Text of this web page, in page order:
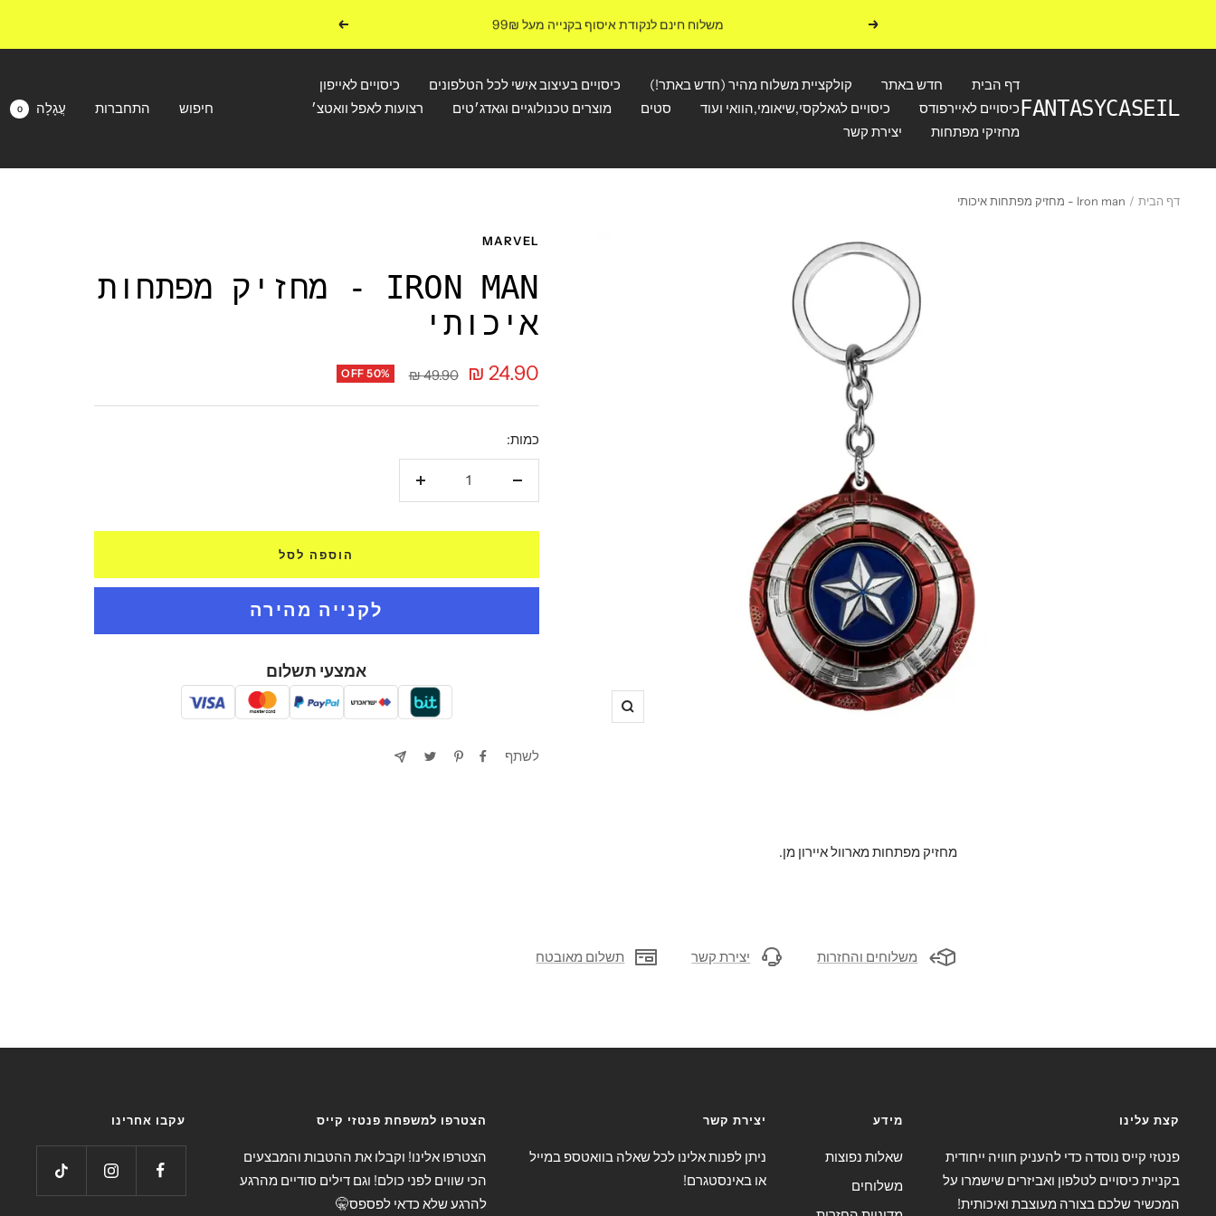
הקודם משלוח חינם לנקודת איסוף בקנייה מעל 99₪ הבא
דף הבית חדש באתר קולקציית משלוח מהיר (חדש באתר!) כיסויים בעיצוב אישי לכל הטלפונים
כיסויים לאייפון
כיסויים לאיירפודס
כיסויים לגאלקסי,שיאומי,הוואי ועוד סטים מוצרים טכנולוגיים וגאדג׳טים
רצועות לאפל וואטצ׳
מחזיקי מפתחות
יצירת קשר
FANTASYCASEIL חיפוש התחברות עֲגָלָה 0
דף הבית Iron man - מחזיק מפתחות איכותי
תקריב
MARVEL
IRON MAN - מחזיק מפתחות
איכותי
מחיר
מבצע
24.90 ₪
מחיר
49.90 ₪
OFF 50%
כמות:
הגדל
הוספה לסל
אמצעי תשלום
לשתף
מחזיק מפתחות מארוול איירון מן.
משלוחים והחזרות יצירת קשר תשלום מאובטח
קצת עלינו
פנטזי קייס נוסדה כדי להעניק חוויה ייחודית
בקניית כיסויים לטלפון ואביזרים שישמרו על
המכשיר שלכם בצורה מעוצבת ואיכותית!
מידע
שאלות נפוצות
משלוחים
יצירת קשר
ניתן לפנות אלינו לכל שאלה בוואטספ במייל
או באינסטגרם!
הצטרפו למשפחת פנטזי קייס
הצטרפו אלינו! וקבלו את ההטבות והמבצעים
הכי שווים לפני כולם! וגם דילים סודיים מהרגע
להרגע שלא כדאי לפספס🤫
עקבו אחרינו